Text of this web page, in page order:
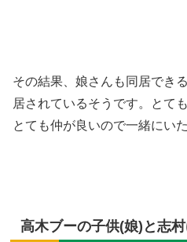
その結果、娘さんも同居でき
居されているそうです。とて
とても仲が良いので一緒にい
高木ブーの子供(娘)と志